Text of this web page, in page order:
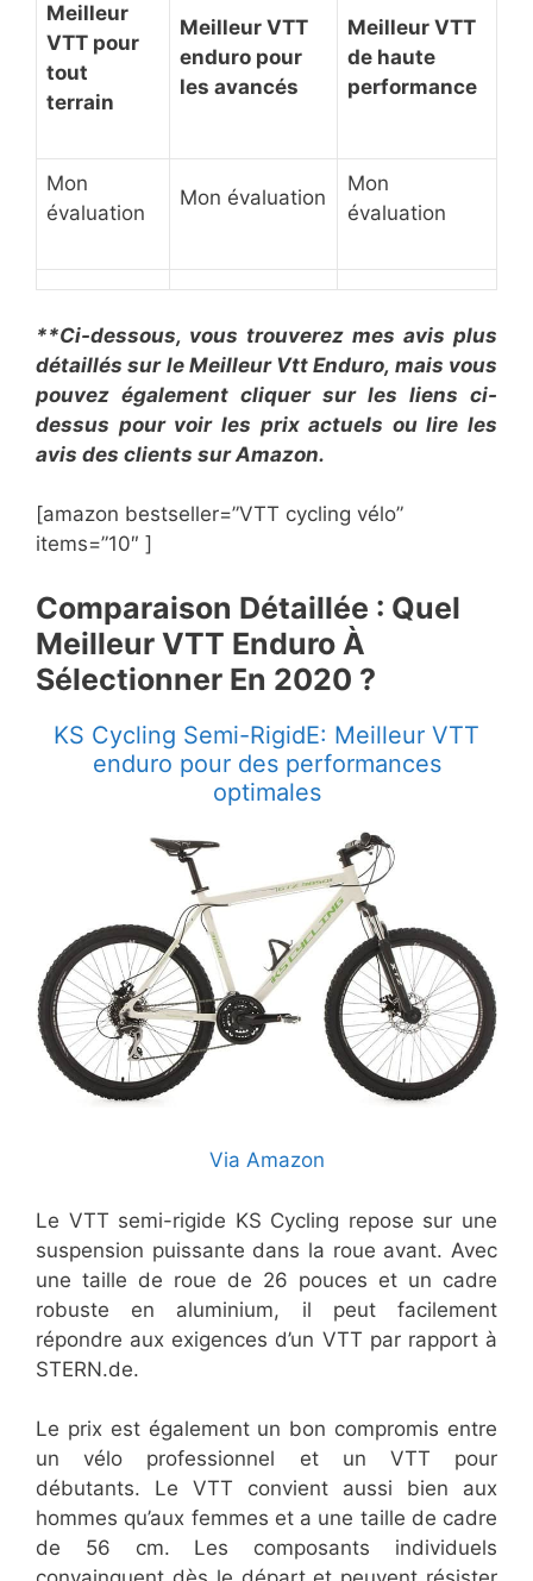
Meilleur
VTT pour
tout
terrain
Meilleur VTT
enduro pour
les avancés
Meilleur VTT
de haute
performance
Mon
évaluation
Mon évaluation
Mon
évaluation
**Ci-dessous, vous trouverez mes avis plus
détaillés sur le Meilleur Vtt Enduro, mais vous
pouvez également cliquer sur les liens ci-
dessus pour voir les prix actuels ou lire les
avis des clients sur Amazon.
[amazon bestseller=”VTT cycling vélo”
items=”10″ ]
Comparaison Détaillée : Quel
Meilleur VTT Enduro À
Sélectionner En 2020 ?
KS Cycling Semi-RigidE: Meilleur VTT
enduro pour des performances
optimales
Via Amazon
Le VTT semi-rigide KS Cycling repose sur une
suspension puissante dans la roue avant. Avec
une taille de roue de 26 pouces et un cadre
robuste en aluminium, il peut facilement
répondre aux exigences d’un VTT par rapport à
STERN.de.
Le prix est également un bon compromis entre
un vélo professionnel et un VTT pour
débutants. Le VTT convient aussi bien aux
hommes qu’aux femmes et a une taille de cadre
de 56 cm. Les composants individuels